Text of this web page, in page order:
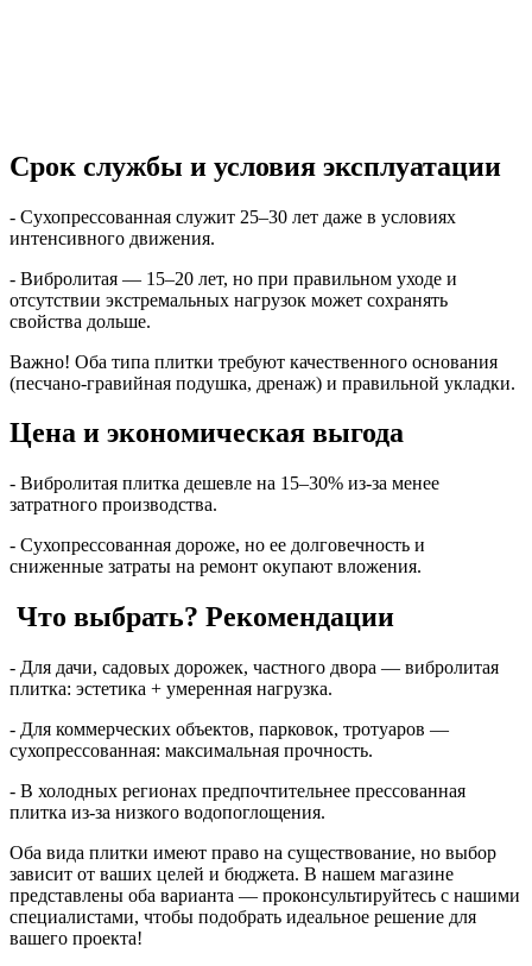
Срок службы и условия эксплуатации
- Сухопрессованная служит 25–30 лет даже в условиях
интенсивного движения.
- Вибролитая — 15–20 лет, но при правильном уходе и
отсутствии экстремальных нагрузок может сохранять
свойства дольше.
Важно! Оба типа плитки требуют качественного основания
(песчано-гравийная подушка, дренаж) и правильной укладки.
Цена и экономическая выгода
- Вибролитая плитка дешевле на 15–30% из-за менее
затратного производства.
- Сухопрессованная дороже, но ее долговечность и
сниженные затраты на ремонт окупают вложения.
Что выбрать? Рекомендации
- Для дачи, садовых дорожек, частного двора — вибролитая
плитка: эстетика + умеренная нагрузка.
- Для коммерческих объектов, парковок, тротуаров —
сухопрессованная: максимальная прочность.
- В холодных регионах предпочтительнее прессованная
плитка из-за низкого водопоглощения.
Оба вида плитки имеют право на существование, но выбор
зависит от ваших целей и бюджета. В нашем магазине
представлены оба варианта — проконсультируйтесь с нашими
специалистами, чтобы подобрать идеальное решение для
вашего проекта!